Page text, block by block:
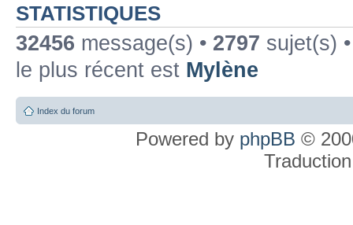
STATISTIQUES
32456 message(s) • 2797 sujet(s)
le plus récent est Mylène
Index du forum
Powered by phpBB ©